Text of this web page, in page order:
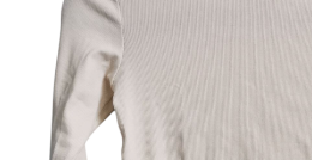
4,50 €.3,90 €.